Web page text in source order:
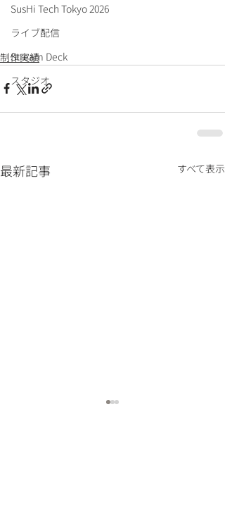
SusHi Tech Tokyo 2026
ライブ配信
Stream Deck
スタジオ
制作実績
最新記事 すべて表示